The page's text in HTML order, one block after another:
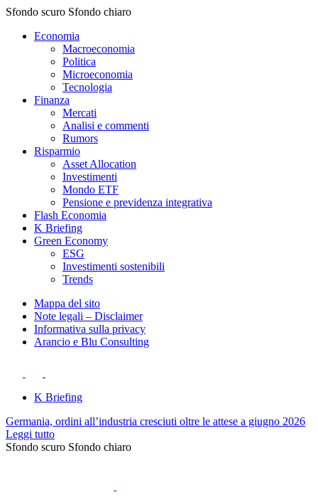
Sfondo scuro Sfondo chiaro
Economia
Macroeconomia
Politica
Microeconomia
Tecnologia
Finanza
Mercati
Analisi e commenti
Rumors
Risparmio
Asset Allocation
Investimenti
Mondo ETF
Pensione e previdenza integrativa
Flash Economia
K Briefing
Green Economy
ESG
Investimenti sostenibili
Trends
Mappa del sito
Note legali – Disclaimer
Informativa sulla privacy
Arancio e Blu Consulting
K Briefing
Germania, ordini all’industria cresciuti oltre le attese a giugno 2026
Leggi tutto
Sfondo scuro Sfondo chiaro